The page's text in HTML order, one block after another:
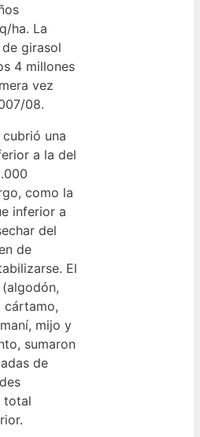
ha. La
girasol
4 millones
vez
08.
una
a la del
como la
inferior a
del
de
El
cártamo,
mijo y
sumaron
de
total